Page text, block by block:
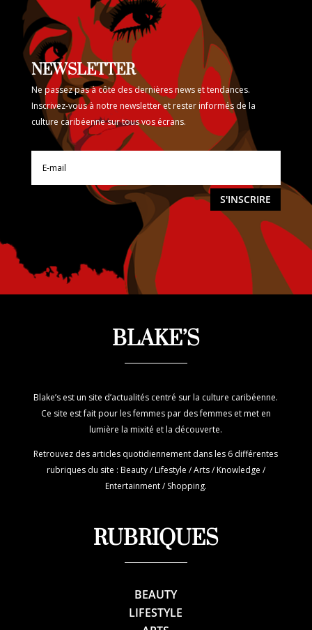
NEWSLETTER
Ne passez pas à côte des dernières news et tendances.
Inscrivez-vous à notre newsletter et rester informés de la
culture caribéenne sur tous vos écrans.
S'INSCRIRE
BLAKE’S
Blake’s est un site d’actualités centré sur la culture caribéenne.
Ce site est fait pour les femmes par des femmes et met en
lumière la mixité et la découverte.
Retrouvez des articles quotidiennement dans les 6 différentes
rubriques du site : Beauty / Lifestyle / Arts / Knowledge /
Entertainment / Shopping.
RUBRIQUES
BEAUTY
LIFESTYLE